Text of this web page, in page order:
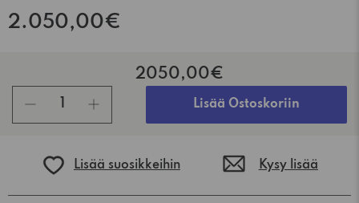
2.050,00€
2050,00€
Lisää Ostoskoriin
Lisää suosikkeihin Kysy lisää